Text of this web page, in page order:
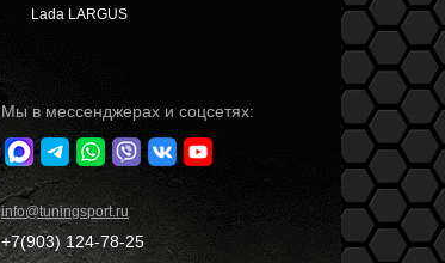
Lada LARGUS
Мы в мессенджерах и соцсетях:
info@tuningsport.ru
+7(903) 124-78-25